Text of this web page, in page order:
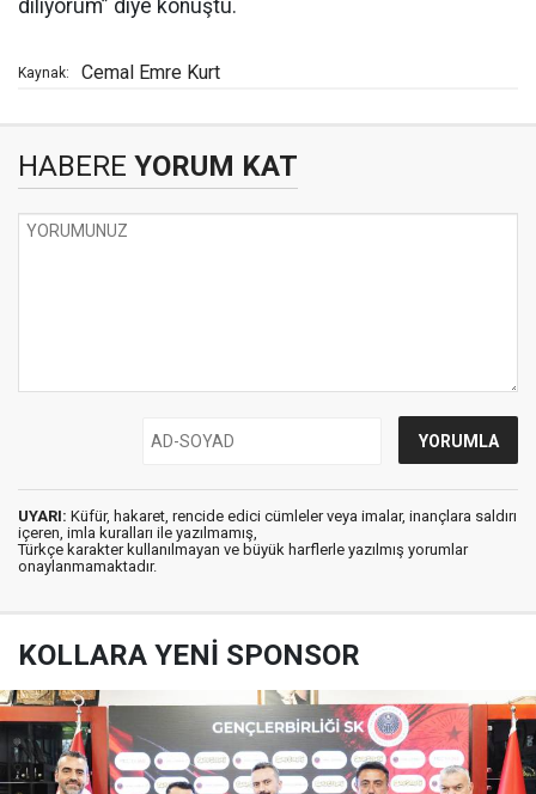
diliyorum” diye konuştu.
Kaynak: Cemal Emre Kurt
HABERE YORUM KAT
UYARI: Küfür, hakaret, rencide edici cümleler veya imalar, inançlara saldırı
içeren, imla kuralları ile yazılmamış,
Türkçe karakter kullanılmayan ve büyük harflerle yazılmış yorumlar
onaylanmamaktadır.
KOLLARA YENİ SPONSOR